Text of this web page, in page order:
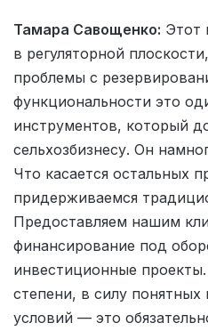
Тамара Савощенко: Этот
в регуляторной
проблемы с
функциональности это
инструментов, который
сельхозбизнесу. Он
Что касается остальных
придерживаемся
Предоставляем нашим
финансирование под
инвестиционные
степени, в силу
условий — это